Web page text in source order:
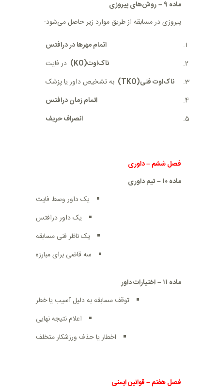
ماده ۹–روش‌های پیروزی
پیروزی در مسابقه از طریق موارد زیر حاصل می‌شود:
اتمام مهرها در درافتس
ناک‌اوت(KO) در فایت
ناک‌اوت فنی(TKO) به تشخیص داور یا پزشک
اتمام زمان درافتس
انصراف حریف
فصل ششم–داوری
ماده ۱۰
–تیم داوری
یک داور وسط فایت
یک داور درافتس
یک ناظر فنی مسابقه
سه قاضی برای مبارزه
ماده ۱۱–اختیارات داور
توقف مسابقه به دلیل آسیب یا خطر
اعلام نتیجه نهایی
اخطار یا حذف ورزشکار متخلف
فصل هفتم–قوانین ایمنی